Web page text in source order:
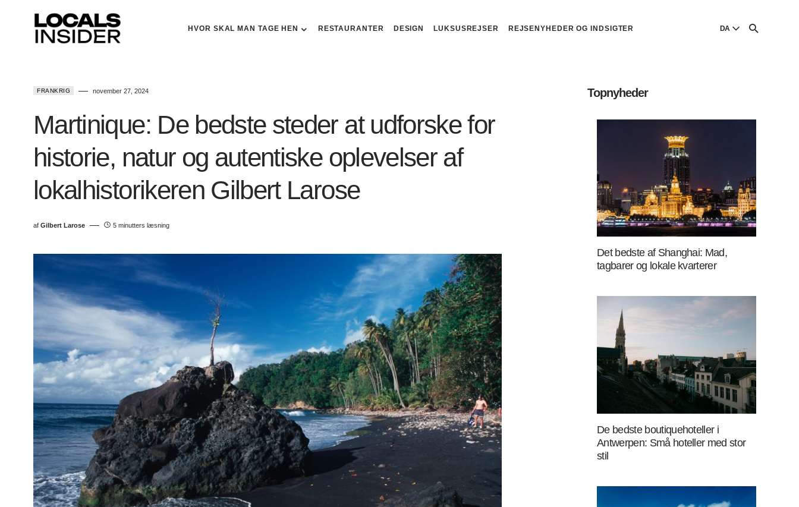
HVOR SKAL MAN TAGE HEN RESTAURANTER DESIGN LUKSUSREJSER REJSENYHEDER OG INDSIGTER DA
FRANKRIG november 27, 2024
Martinique: De bedste steder at udforske for
historie, natur og autentiske oplevelser af
lokalhistorikeren Gilbert Larose
af Gilbert Larose 5 minutters læsning
Topnyheder
Det bedste af Shanghai: Mad,
tagbarer og lokale kvarterer
De bedste boutiquehoteller i
Antwerpen: Små hoteller med stor
stil